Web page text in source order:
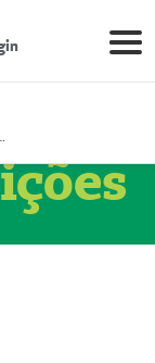
(Nome Fantasia: Policlínica Master)